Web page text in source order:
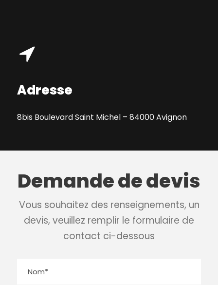
Adresse
8bis Boulevard Saint Michel – 84000 Avignon
Demande de devis
Vous souhaitez des renseignements, un
devis, veuillez remplir le formulaire de
contact ci-dessous